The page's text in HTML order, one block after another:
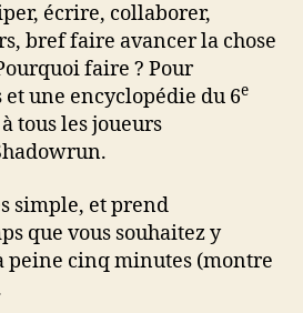
écrire, collaborer,
bref faire avancer la chose
faire ? Pour
une encyclopédie du 6e
tous les joueurs
simple, et prend
que vous souhaitez y
peine cinq minutes (montre